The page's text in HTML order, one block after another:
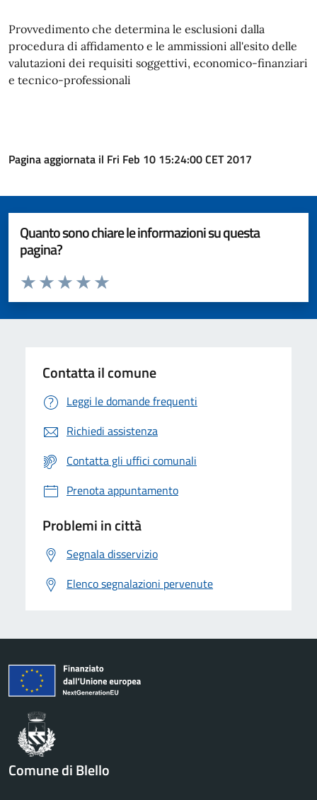
Provvedimento che determina le esclusioni dalla
procedura di affidamento e le ammissioni all'esito delle
valutazioni dei requisiti soggettivi, economico-finanziari
e tecnico-professionali
Pagina aggiornata il Fri Feb 10 15:24:00 CET 2017
Quanto sono chiare le informazioni su questa
pagina?
Valuta da 1 a 5 stelle la pagina
Valuta 5 stelle su 5
Valuta 4 stelle su 5
Valuta 3 stelle su 5
Valuta 2 stelle su 5
Valuta 1 stelle su 5
Contatta il comune
Leggi le domande frequenti
Richiedi assistenza
Contatta gli uffici comunali
Prenota appuntamento
Problemi in città
Segnala disservizio
Elenco segnalazioni pervenute
Comune di Blello